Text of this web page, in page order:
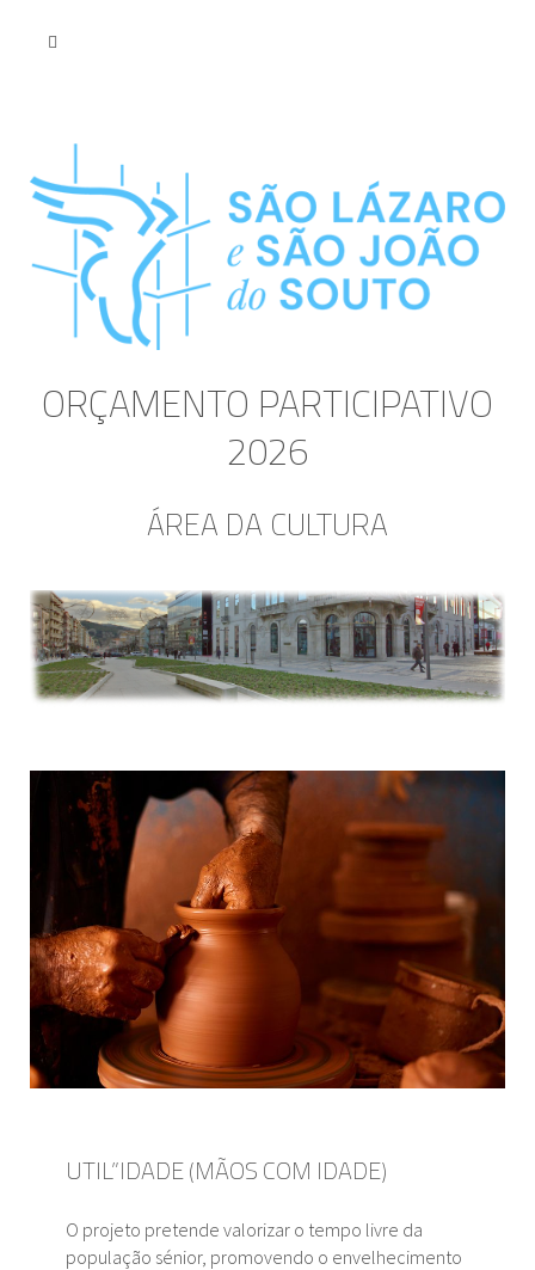
ORÇAMENTO PARTICIPATIVO
2026
ÁREA DA CULTURA
UTIL”IDADE (MÃOS COM IDADE)
O projeto pretende valorizar o tempo livre da
população sénior, promovendo o envelhecimento